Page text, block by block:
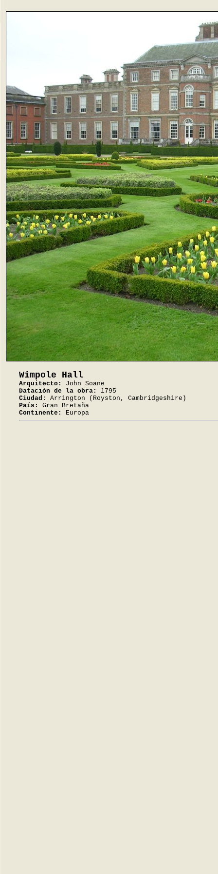
Wimpole Hall
Arquitecto:
John Soane
Datación de la obra:
1795
Ciudad:
Arrington (Royston, Cambridgeshire)
País:
Gran Bretaña
Continente:
Europa